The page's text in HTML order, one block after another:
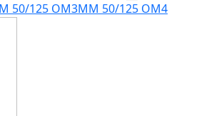
50/125 OM3MM 50/125 OM4